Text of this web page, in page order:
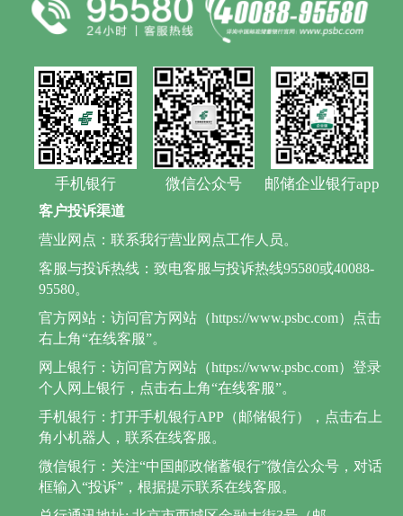
手机银行 微信公众号 邮储企业银行app
客户投诉渠道
营业网点：联系我行营业网点工作人员。
客服与投诉热线：致电客服与投诉热线95580或40088-
95580。
官方网站：访问官方网站（https://www.psbc.com）点击
右上角“在线客服”。
网上银行：访问官方网站（https://www.psbc.com）登录
个人网上银行，点击右上角“在线客服”。
手机银行：打开手机银行APP（邮储银行），点击右上
角小机器人，联系在线客服。
微信银行：关注“中国邮政储蓄银行”微信公众号，对话
框输入“投诉”，根据提示联系在线客服。